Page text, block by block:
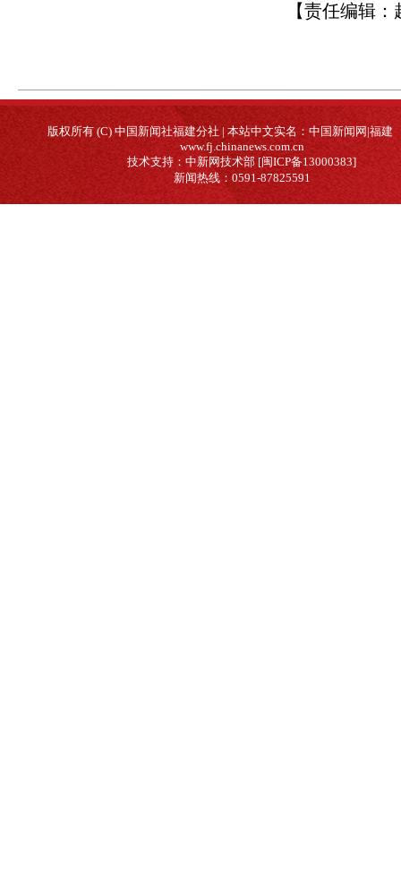
【责任编辑：
版权所有 (C) 中国新闻社福建分社 | 本站中文实名：中国新闻网|福建
www.fj.chinanews.com.cn
技术支持：中新网技术部 [闽ICP备13000383]
新闻热线：0591-87825591